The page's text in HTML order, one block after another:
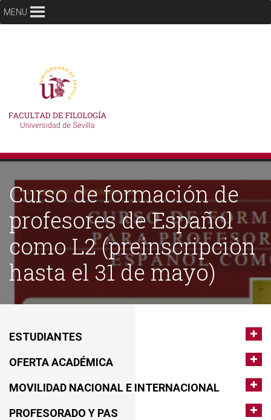
MENU
Curso de formación de
profesores de Español
como L2 (preinscripción
hasta el 31 de mayo)
ESTUDIANTES
OFERTA ACADÉMICA
MOVILIDAD NACIONAL E INTERNACIONAL
PROFESORADO Y PAS